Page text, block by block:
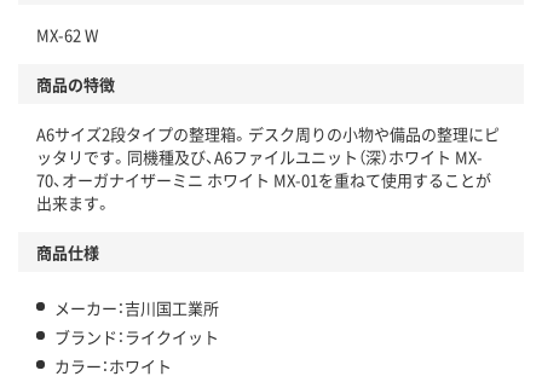
MX-62 W
商品の特徴
A6サイズ2段タイプの整理箱。デスク周りの小物や備品の整理にピ
ッタリです。同機種及び、A6ファイルユニット（深）ホワイト MX-
70、オーガナイザーミニ ホワイト MX-01を重ねて使用することが
出来ます。
商品仕様
メーカー：吉川国工業所
ブランド：ライクイット
カラー：ホワイト